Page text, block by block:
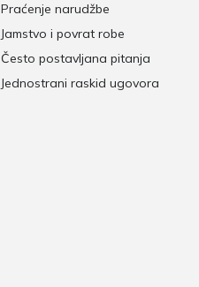
Praćenje narudžbe
Jamstvo i povrat robe
Često postavljana pitanja
Jednostrani raskid ugovora